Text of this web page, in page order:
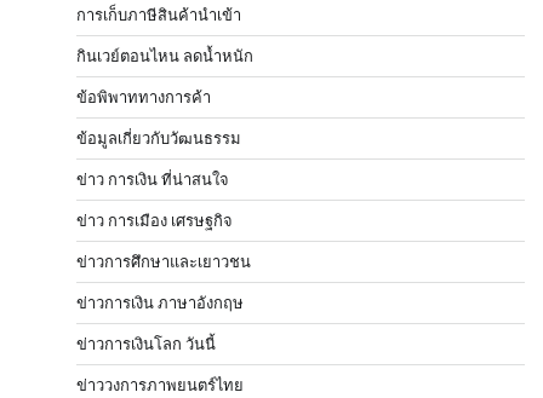
การเก็บภาษีสินค้านำเข้า
กินเวย์ตอนไหน ลดน้ำหนัก
ข้อพิพาททางการค้า
ข้อมูลเกี่ยวกับวัฒนธรรม
ข่าว การเงิน ที่น่าสนใจ
ข่าว การเมือง เศรษฐกิจ
ข่าวการศึกษาและเยาวชน
ข่าวการเงิน ภาษาอังกฤษ
ข่าวการเงินโลก วันนี้
ข่าววงการภาพยนตร์ไทย